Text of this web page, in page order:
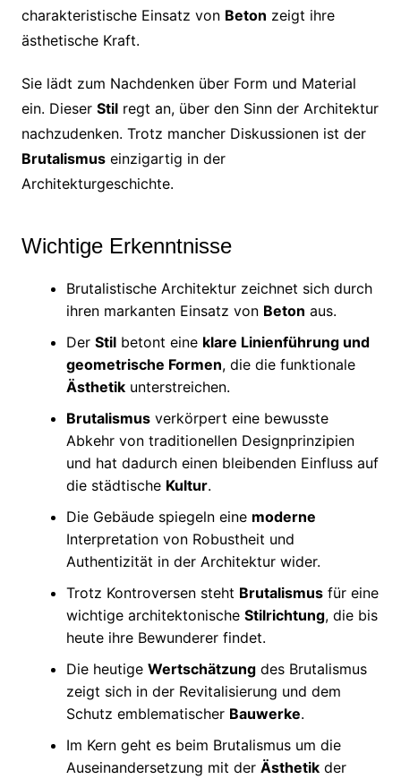
charakteristische Einsatz von Beton zeigt ihre
ästhetische Kraft.
Sie lädt zum Nachdenken über Form und Material
ein. Dieser Stilregt an, über den Sinn der Architektur
nachzudenken. Trotz mancher Diskussionen ist der
Brutalismuseinzigartig in der
Architekturgeschichte.
Wichtige Erkenntnisse
Brutalistische Architektur zeichnet sich durch
ihren markanten Einsatz von Beton aus.
Der Stilbetont eine klare Linienführung und
geometrische Formen, die die funktionale
Ästhetikunterstreichen.
Brutalismusverkörpert eine bewusste
Abkehr von traditionellen Designprinzipien
und hat dadurch einen bleibenden Einfluss auf
die städtische Kultur.
Die Gebäude spiegeln eine moderne
Interpretation von Robustheit und
Authentizität in der Architektur wider.
Trotz Kontroversen steht Brutalismusfür eine
wichtige architektonische Stilrichtung, die bis
heute ihre Bewunderer findet.
Die heutige Wertschätzungdes Brutalismus
zeigt sich in der Revitalisierung und dem
Schutz emblematischer Bauwerke.
Im Kern geht es beim Brutalismus um die
Auseinandersetzung mit der Ästhetikder